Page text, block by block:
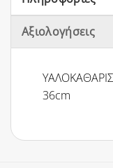
Αξιολογήσεις
36cm